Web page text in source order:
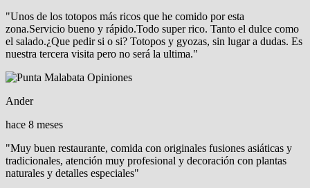
"Unos de los totopos más ricos que he comido por esta
zona.Servicio bueno y rápido.Todo super rico. Tanto el dulce como
el salado.¿Que pedir si o si? Totopos y gyozas, sin lugar a dudas. Es
nuestra tercera visita pero no será la ultima."
Ander
hace 8 meses
"Muy buen restaurante, comida con originales fusiones asiáticas y
tradicionales, atención muy profesional y decoración con plantas
naturales y detalles especiales"